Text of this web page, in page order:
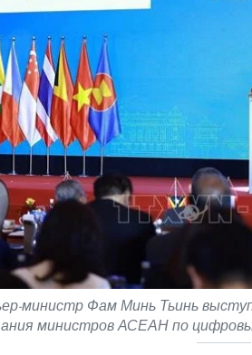
министр Фам Минь Тьинь
министров АСЕАН по